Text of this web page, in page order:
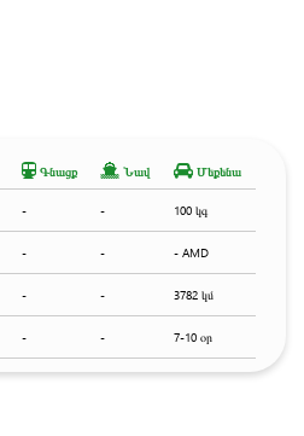
Գնացք Նավ Մեքենա
- - 100 կգ
- - - AMD
- - 3782 կմ
- - 7-10 օր